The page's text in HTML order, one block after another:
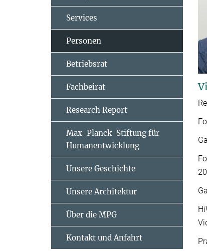
Services
Personen
Betriebsrat
Fachbeirat
Research Report
Max-Planck-Stiftung für
Humanentwicklung
Unsere Geschichte
Unsere Architektur
Über die MPG
Kontakt und Anfahrt